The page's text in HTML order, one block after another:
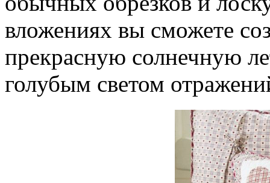
вложениях вы сможете
прекрасную солнечную
голубым светом